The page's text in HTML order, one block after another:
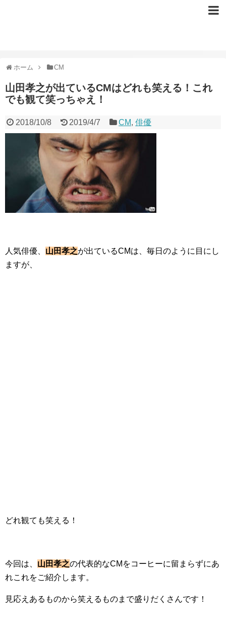
ホーム CM
山田孝之が出ているCMはどれも笑える！これ
でも観て笑っちゃえ！
2018/10/8 2019/4/7 CM,俳優
人気俳優、 山田孝之が出ているCMは、毎日のように目にし
ますが、
どれ観ても笑える！
今回は、 山田孝之の代表的なCMをコーヒーに留まらずにあ
れこれをご紹介します。
見応えあるものから笑えるものまで盛りだくさんです！